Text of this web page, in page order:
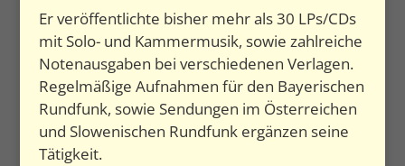
Er veröffentlichte bisher mehr als 30 LPs/CDs
mit Solo- und Kammermusik, sowie zahlreiche
Notenausgaben bei verschiedenen Verlagen.
Regelmäßige Aufnahmen für den Bayerischen
Rundfunk, sowie Sendungen im Österreichen
und Slowenischen Rundfunk ergänzen seine
Tätigkeit.